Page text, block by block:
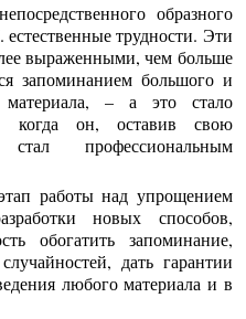
образного
трудности. Эти
выраженными, чем больше
запоминанием большого и
материала, – а это стало
когда он, оставив свою
профессиональным
работы над упрощением
новых способов,
обогатить запоминание,
дать гарантии
любого материала и в